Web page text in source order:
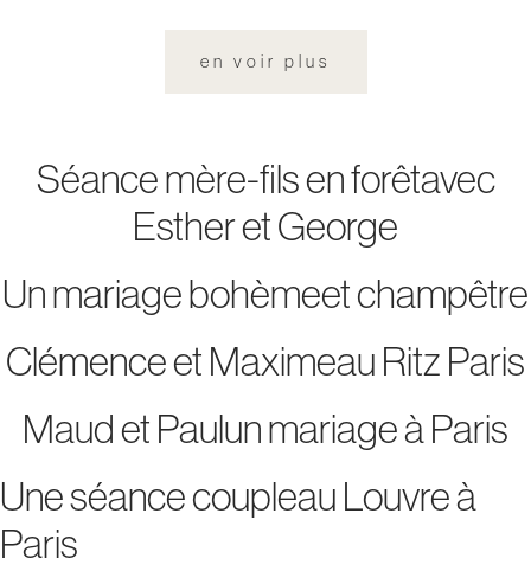
en voir plus
Séance mère-fils en forêtavec
Esther et George
Un mariage bohèmeet champêtre
Clémence et Maximeau Ritz Paris
Maud et Paulun mariage à Paris
Une séance coupleau Louvre à
Paris